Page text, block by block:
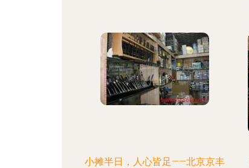
小摊半日，人心皆足——北京京丰